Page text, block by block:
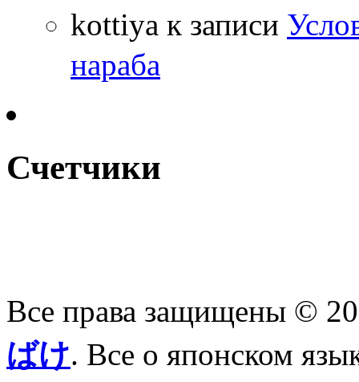
kottiya к записи
нараба
Счетчики
Все права защищены ©
ばけ. Все о японском